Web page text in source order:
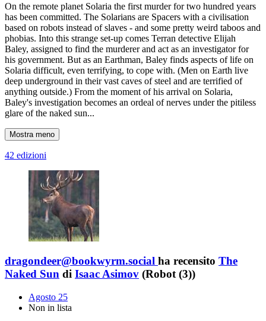
On the remote planet Solaria the first murder for two hundred years
has been committed. The Solarians are Spacers with a civilisation
based on robots instead of slaves - and some pretty weird taboos and
phobias. Into this strange set-up comes Terran detective Elijah
Baley, assigned to find the murderer and act as an investigator for
his government. But as an Earthman, Baley finds aspects of life on
Solaria difficult, even terrifying, to cope with. (Men on Earth live
deep underground in their vast caves of steel and are terrified of
anything outside.) From the moment of his arrival on Solaria,
Baley's investigation becomes an ordeal of nerves under the pitiless
glare of the naked sun...
Mostra meno
42 edizioni
dragondeer@bookwyrm.social ha recensito The
Naked Sun di Isaac Asimov (Robot (3))
Agosto 25
Non in lista